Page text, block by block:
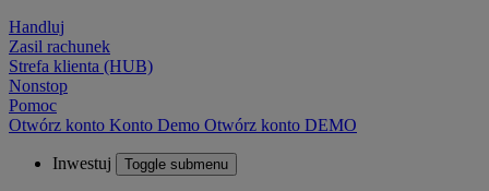
Handluj
Zasil rachunek
Strefa klienta (HUB)
Nonstop
Pomoc
Otwórz konto Konto Demo Otwórz konto DEMO
Inwestuj Toggle submenu